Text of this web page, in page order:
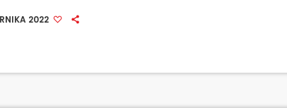
szczegółach mówi Piotr Pękala z urzędu miasta. [jwplayer
2022